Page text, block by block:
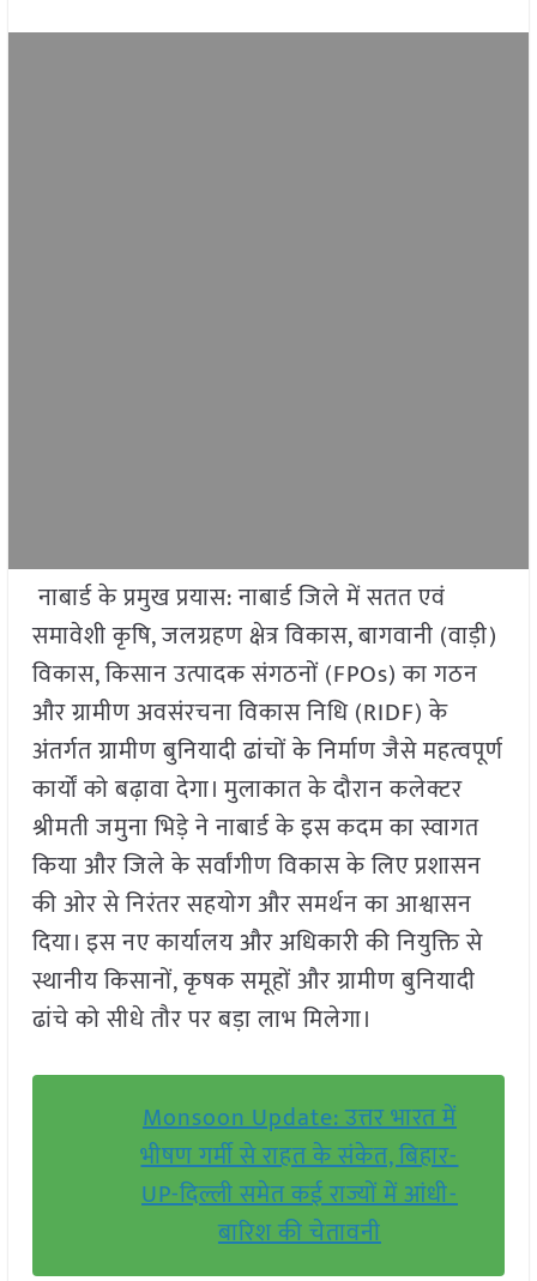
नाबार्ड के प्रमुख प्रयास: नाबार्ड जिले में सतत एवं
समावेशी कृषि, जलग्रहण क्षेत्र विकास, बागवानी (वाड़ी)
विकास, किसान उत्पादक संगठनों (FPOs) का गठन
और ग्रामीण अवसंरचना विकास निधि (RIDF) के
अंतर्गत ग्रामीण बुनियादी ढांचों के निर्माण जैसे महत्वपूर्ण
कार्यों को बढ़ावा देगा। मुलाकात के दौरान कलेक्टर
श्रीमती जमुना भिड़े ने नाबार्ड के इस कदम का स्वागत
किया और जिले के सर्वांगीण विकास के लिए प्रशासन
की ओर से निरंतर सहयोग और समर्थन का आश्वासन
दिया। इस नए कार्यालय और अधिकारी की नियुक्ति से
स्थानीय किसानों, कृषक समूहों और ग्रामीण बुनियादी
ढांचे को सीधे तौर पर बड़ा लाभ मिलेगा।
Monsoon Update: उत्तर भारत में
भीषण गर्मी से राहत के संकेत, बिहार-
UP-दिल्ली समेत कई राज्यों में आंधी-
बारिश की चेतावनी